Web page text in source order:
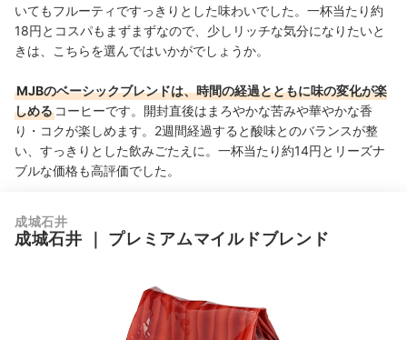
いてもフルーティですっきりとした味わいでした。一杯当たり約
18円とコスパもまずまずなので、少しリッチな気分になりたいと
きは、こちらを選んではいかがでしょうか。
MJBのベーシックブレンドは、時間の経過とともに味の変化が楽
しめる コーヒーです。開封直後はまろやかな苦みや華やかな香
り・コクが楽しめます。2週間経過すると酸味とのバランスが整
い、すっきりとした飲みごたえに。一杯当たり約14円とリーズナ
ブルな価格も高評価でした。
成城石井
成城石井 プレミアムマイルドブレンド